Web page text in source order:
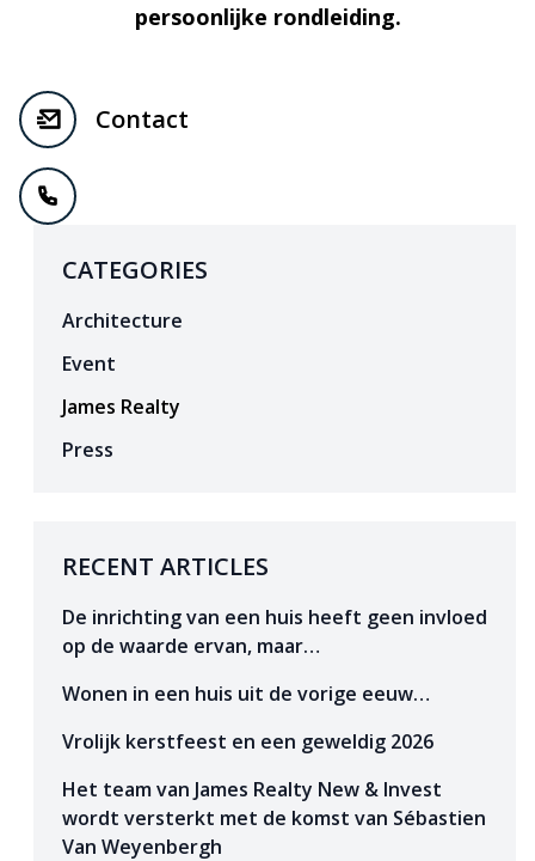
persoonlijke rondleiding.
Contact
CATEGORIES
Architecture
Event
James Realty
Press
RECENT ARTICLES
De inrichting van een huis heeft geen invloed
op de waarde ervan, maar…
Wonen in een huis uit de vorige eeuw…
Vrolijk kerstfeest en een geweldig 2026
Het team van James Realty New & Invest
wordt versterkt met de komst van Sébastien
Van Weyenbergh